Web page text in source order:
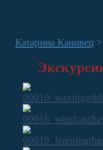
Катарина Канивец